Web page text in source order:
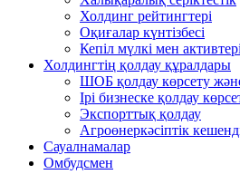
Холдинг рейтингтері
Оқиғалар күнтізбесі
Кепіл мүлкі мен
Холдингтің қолдау құралдары
ШОБ қолдау көрсету
Ірі бизнеске қолдау
Экспорттық қолдау
Агроөнеркәсіптік
Сауалнамалар
Омбудсмен